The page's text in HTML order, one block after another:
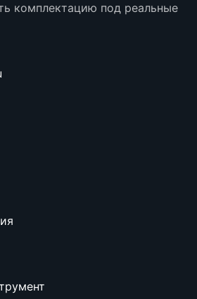
комплектацию под реальные